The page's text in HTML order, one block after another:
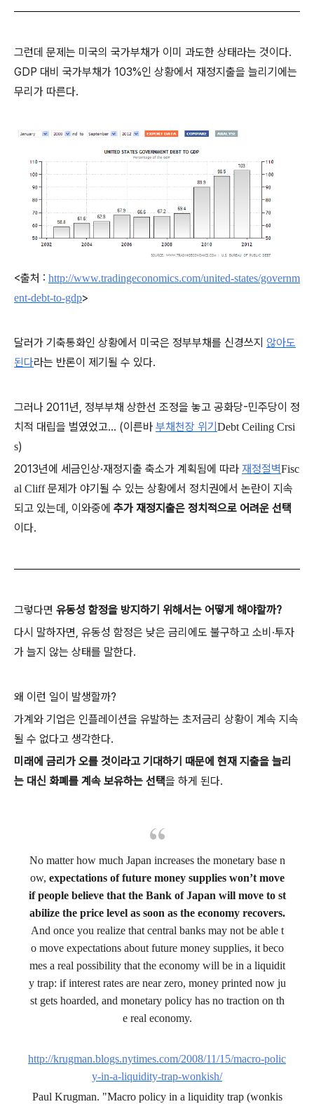
그런데 문제는 미국의 국가부채가 이미 과도한 상태라는 것이다.
GDP 대비 국가부채가 103%인 상황에서 재정지출을 늘리기에는
무리가 따른다.
<출처 : http://www.tradingeconomics.com/united-states/governm
ent-debt-to-gdp>
달러가 기축통화인 상황에서 미국은 정부부채를 신경쓰지 않아도
된다라는 반론이 제기될 수 있다.
그러나 2011년, 정부부채 상한선 조정을 놓고 공화당-민주당이 정
치적 대립을 벌였었고... (이른바 부채천장 위기 Debt Ceiling Crsi
s)
2013년에 세금인상·재정지출 축소가 계획됨에 따라 재정절벽Fisc
al Cliff문제가 야기될 수 있는 상황에서 정치권에서 논란이 지속
되고 있는데, 이와중에 추가 재정지출은 정치적으로 어려운 선택
이다.
그렇다면 유동성 함정을 방지하기 위해서는 어떻게 해야할까?
다시 말하자면, 유동성 함정은 낮은 금리에도 불구하고 소비·투자
가 늘지 않는 상태를 말한다.
왜 이런 일이 발생할까?
가계와 기업은 인플레이션을 유발하는 초저금리 상황이 계속 지속
될 수 없다고 생각한다.
미래에 금리가 오를 것이라고 기대하기 때문에 현재 지출을 늘리
는 대신 화폐를 계속 보유하는 선택을 하게 된다.
No matter how much Japan increases the monetary base n
ow, expectations of future money supplies won’t move
if people believe that the Bank of Japan will move to st
abilize the price level as soon as the economy recovers.
And once you realize that central banks may not be able t
o move expectations about future money supplies, it beco
mes a real possibility that the economy will be in a liquidit
y trap: if interest rates are near zero, money printed now ju
st gets hoarded, and monetary policy has no traction on th
e real economy.
http://krugman.blogs.nytimes.com/2008/11/15/macro-polic
y-in-a-liquidity-trap-wonkish/
Paul Krugman. "Macro policy in a liquidity trap (wonkis